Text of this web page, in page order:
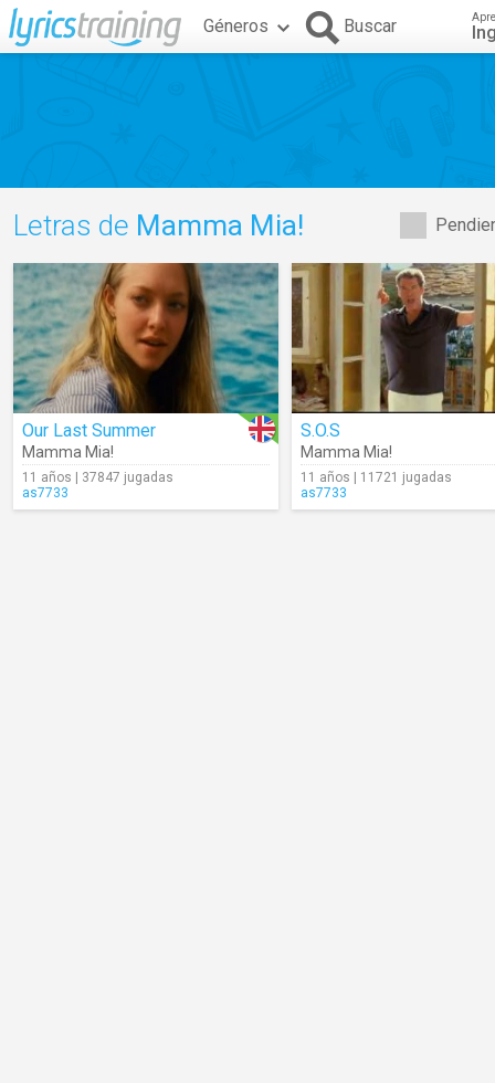
Géneros Buscar
Letras de Mamma Mia!
Our Last Summer
Mamma Mia!
11 años | 37847 jugadas
as7733
S.O.S
Mamma Mia!
11 años | 11721 jugadas
as7733